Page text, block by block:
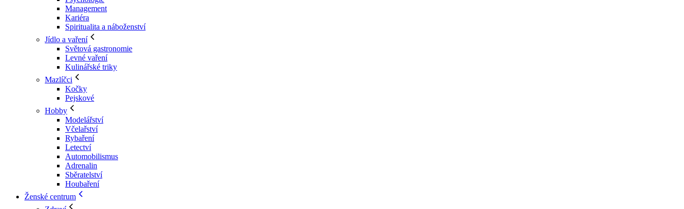
Management
Kariéra
Spiritualita a náboženství
Jídlo a vaření
Světová gastronomie
Levné vaření
Kulinářské triky
Mazlíčci
Kočky
Pejskové
Hobby
Modelářství
Včelařství
Rybaření
Letectví
Automobilismus
Adrenalin
Sběratelství
Houbaření
Ženské centrum